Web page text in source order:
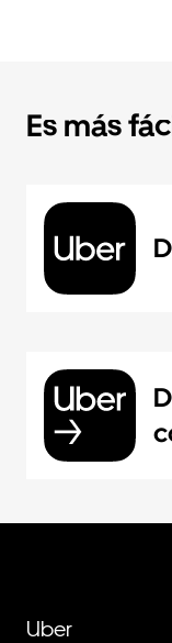
Es más
Uber